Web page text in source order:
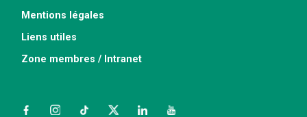
Mentions légales
Liens utiles
Zone membres / Intranet
FacebookInstagramTikTokTwitterLinkedInYouTube